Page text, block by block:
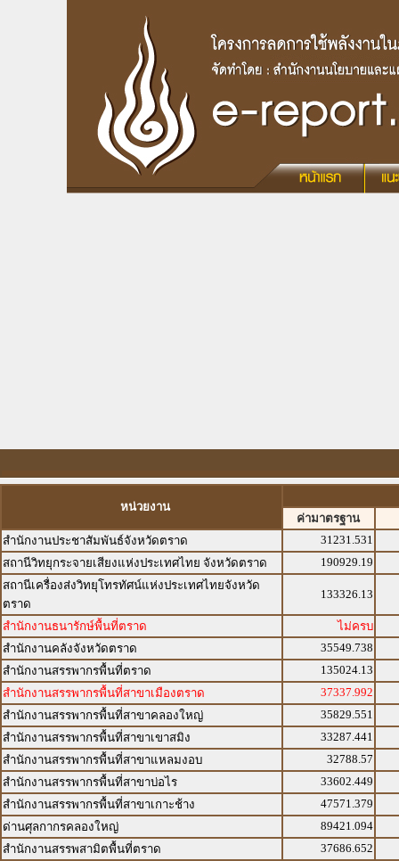
หน่วยงาน
ค่ามาตรฐาน
สำนักงานประชาสัมพันธ์จังหวัดตราด
31231.531
สถานีวิทยุกระจายเสียงแห่งประเทศไทย จังหวัดตราด
190929.19
สถานีเครื่องส่งวิทยุโทรทัศน์แห่งประเทศไทยจังหวัด
ตราด
133326.13
สำนักงานธนารักษ์พื้นที่ตราด
ไม่ครบ
สำนักงานคลังจังหวัดตราด
35549.738
สำนักงานสรรพากรพื้นที่ตราด
135024.13
สำนักงานสรรพากรพื้นที่สาขาเมืองตราด
37337.992
สำนักงานสรรพากรพื้นที่สาขาคลองใหญ่
35829.551
สำนักงานสรรพากรพื้นที่สาขาเขาสมิง
33287.441
สำนักงานสรรพากรพื้นที่สาขาแหลมงอบ
32788.57
สำนักงานสรรพากรพื้นที่สาขาบ่อไร
33602.449
สำนักงานสรรพากรพื้นที่สาขาเกาะช้าง
47571.379
ด่านศุลกากรคลองใหญ่
89421.094
สำนักงานสรรพสามิตพื้นที่ตราด
37686.652